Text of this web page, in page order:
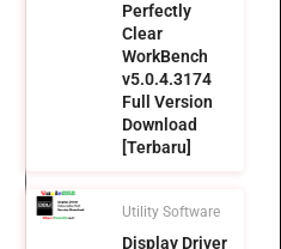
Perfectly
Clear
WorkBench
v5.0.4.3174
Full Version
Download
[Terbaru]
Utility Software
Display Driver